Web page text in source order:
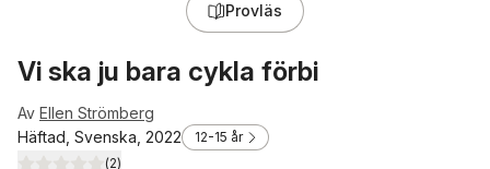
Provläs
Vi ska ju bara cykla förbi
Av Ellen Strömberg
Häftad, Svenska, 2022
12-15 år
(2)